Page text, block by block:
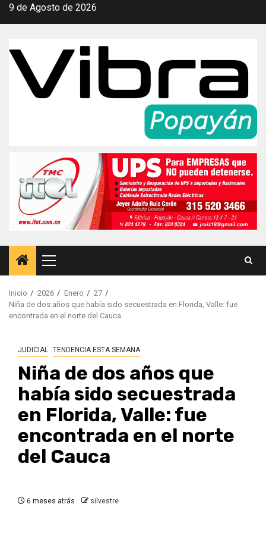
Saltar
9 de Agosto de 2026
Menú
principal
Inicio 2026 Enero
27
Niña de dos años que había sido secuestrada en Florida, Valle: fue
encontrada en el norte del Cauca
JUDICIAL TENDENCIA ESTA SEMANA
Niña de dos años que
había sido secuestrada
en Florida, Valle: fue
encontrada en el norte
del Cauca
6 meses atrás silvestre